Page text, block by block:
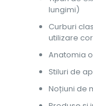
lungimi)
Curburi
utilizare
Anatomia
Stiluri de
Noțiuni de